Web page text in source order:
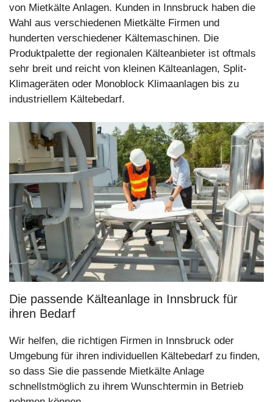
von Mietkälte Anlagen. Kunden in Innsbruck haben die
Wahl aus verschiedenen Mietkälte Firmen und
hunderten verschiedener Kältemaschinen. Die
Produktpalette der regionalen Kälteanbieter ist oftmals
sehr breit und reicht von kleinen Kälteanlagen, Split-
Klimageräten oder Monoblock Klimaanlagen bis zu
industriellem Kältebedarf.
Die passende Kälteanlage in Innsbruck für
ihren Bedarf
Wir helfen, die richtigen Firmen in Innsbruck oder
Umgebung für ihren individuellen Kältebedarf zu finden,
so dass Sie die passende Mietkälte Anlage
schnellstmöglich zu ihrem Wunschtermin in Betrieb